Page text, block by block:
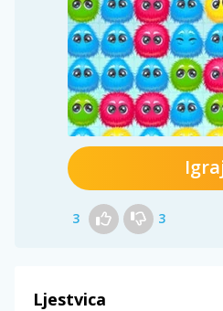
3 3
Ljestvica